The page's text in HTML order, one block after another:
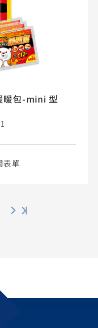
暖包-mini 型
表單